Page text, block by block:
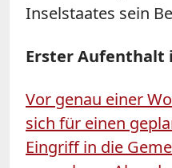
Inselstaates sein
Erster Aufenthalt
Vor genau einer
sich für einen
Eingriff in die